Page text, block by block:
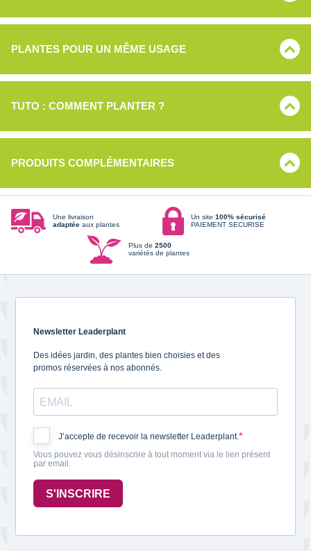
PLANTES POUR UN MÊME USAGE
TUTO : COMMENT PLANTER ?
PRODUITS COMPLÉMENTAIRES
Une livraison
adaptée aux plantes
Un site 100% sécurisé
PAIEMENT SECURISE
Plus de 2500
variétés de plantes
Newsletter Leaderplant
Des idées jardin, des plantes bien choisies et des
promos réservées à nos abonnés.
J’accepte de recevoir la newsletter Leaderplant.
Vous pouvez vous désinscrire à tout moment via le lien présent
par email.
S'INSCRIRE